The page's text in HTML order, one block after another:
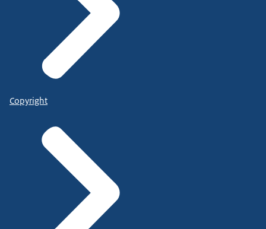
Copyright